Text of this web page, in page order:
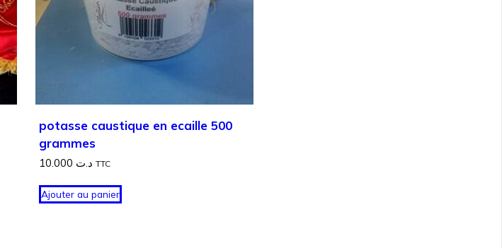
potasse caustique en ecaille 500
grammes
د.ت TTC
Ajouter au panier